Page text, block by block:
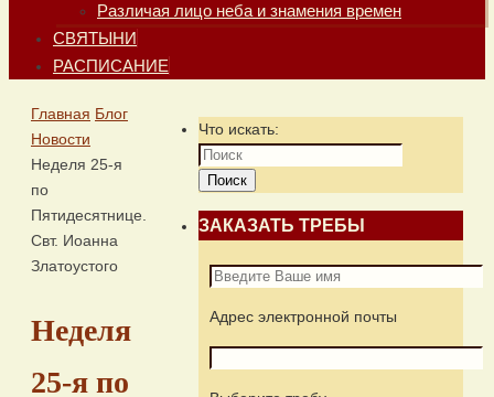
Различая лицо неба и знамения времен
СВЯТЫНИ
РАСПИСАНИЕ
Главная Блог
Новости
Неделя 25-я
по
Пятидесятнице.
Свт. Иоанна
Златоустого
Неделя
25-я по
Что искать:
Поиск
ЗАКАЗАТЬ ТРЕБЫ
Адрес электронной почты